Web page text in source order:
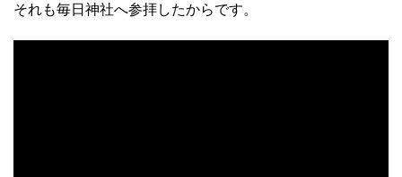
それも毎日神社へ参拝したからです。